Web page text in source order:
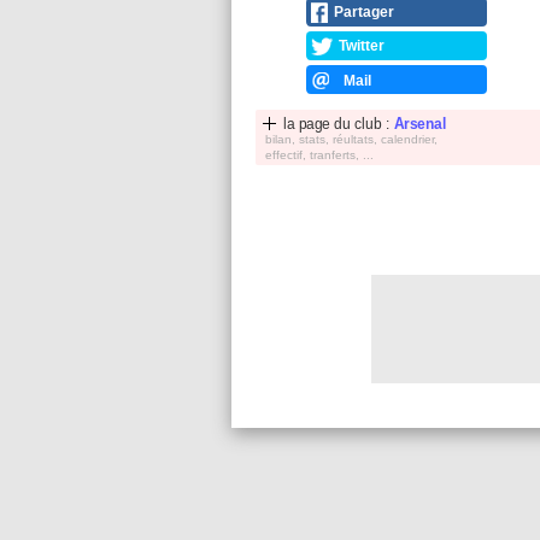
Partager
Twitter
Mail
la page du club : Arsenal
bilan, stats, réultats, calendrier,
effectif, tranferts, ...